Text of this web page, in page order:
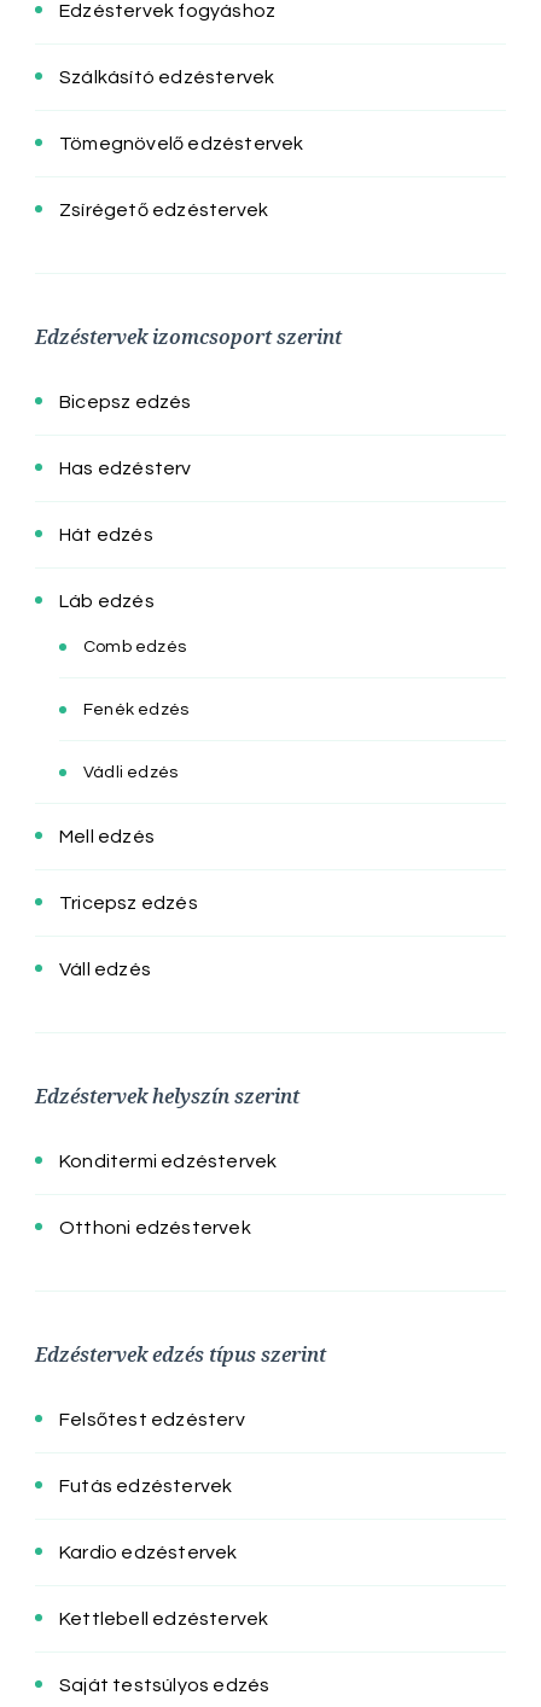
Edzéstervek fogyáshoz
Szálkásító edzéstervek
Tömegnövelő edzéstervek
Zsírégető edzéstervek
Edzéstervek izomcsoport szerint
Bicepsz edzés
Has edzésterv
Hát edzés
Láb edzés
Comb edzés
Fenék edzés
Vádli edzés
Mell edzés
Tricepsz edzés
Váll edzés
Edzéstervek helyszín szerint
Konditermi edzéstervek
Otthoni edzéstervek
Edzéstervek edzés típus szerint
Felsőtest edzésterv
Futás edzéstervek
Kardio edzéstervek
Kettlebell edzéstervek
Saját testsúlyos edzés